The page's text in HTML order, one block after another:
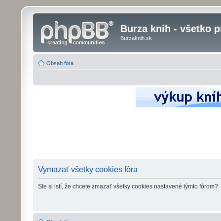
Burza knih - všetko
Burzaknih.sk
Obsah fóra
Vymazať všetky cookies fóra
Ste si istí, že chcete zmazať všetky cookies nastavené týmto fórom?